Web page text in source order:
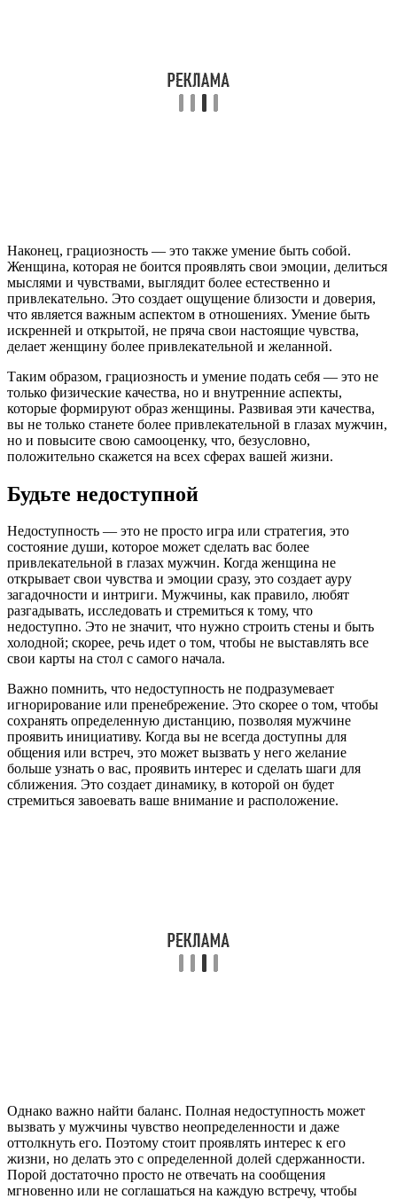
Наконец, грациозность — это также умение быть собой.
Женщина, которая не боится проявлять свои эмоции, делиться
мыслями и чувствами, выглядит более естественно и
привлекательно. Это создает ощущение близости и доверия,
что является важным аспектом в отношениях. Умение быть
искренней и открытой, не пряча свои настоящие чувства,
делает женщину более привлекательной и желанной.
Таким образом, грациозность и умение подать себя — это не
только физические качества, но и внутренние аспекты,
которые формируют образ женщины. Развивая эти качества,
вы не только станете более привлекательной в глазах мужчин,
но и повысите свою самооценку, что, безусловно,
положительно скажется на всех сферах вашей жизни.
Будьте недоступной
Недоступность — это не просто игра или стратегия, это
состояние души, которое может сделать вас более
привлекательной в глазах мужчин. Когда женщина не
открывает свои чувства и эмоции сразу, это создает ауру
загадочности и интриги. Мужчины, как правило, любят
разгадывать, исследовать и стремиться к тому, что
недоступно. Это не значит, что нужно строить стены и быть
холодной; скорее, речь идет о том, чтобы не выставлять все
свои карты на стол с самого начала.
Важно помнить, что недоступность не подразумевает
игнорирование или пренебрежение. Это скорее о том, чтобы
сохранять определенную дистанцию, позволяя мужчине
проявить инициативу. Когда вы не всегда доступны для
общения или встреч, это может вызвать у него желание
больше узнать о вас, проявить интерес и сделать шаги для
сближения. Это создает динамику, в которой он будет
стремиться завоевать ваше внимание и расположение.
Однако важно найти баланс. Полная недоступность может
вызвать у мужчины чувство неопределенности и даже
оттолкнуть его. Поэтому стоит проявлять интерес к его
жизни, но делать это с определенной долей сдержанности.
Порой достаточно просто не отвечать на сообщения
мгновенно или не соглашаться на каждую встречу, чтобы